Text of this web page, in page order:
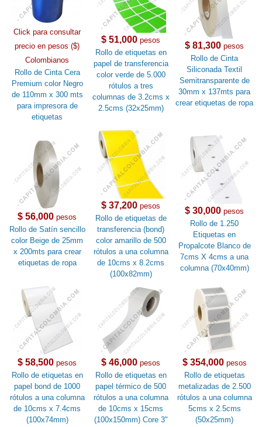
Click para consultar
precio en pesos ($)
Colombianos
Rollo de Cinta Cera
Premium color Negro
de 110mm x 300 mts
para impresora de
etiquetas
$ 51,000 pesos
Rollo de etiquetas en
papel de transferencia
color verde de 5.000
rótulos a tres
columnas de 3.2cms x
2.5cms (32x25mm)
$ 81,300 pesos
Rollo de Cinta
Siliconada Textil
Semitransparente de
30mm x 137mts para
crear etiquetas de ropa
$ 56,000 pesos
Rollo de Satín sencillo
color Beige de 25mm
x 200mts para crear
etiquetas de ropa
$ 37,200 pesos
Rollo de etiquetas de
transferencia (bond)
color amarillo de 500
rótulos a una columna
de 10cms x 8.2cms
(100x82mm)
$ 30,000 pesos
Rollo de 1.250
Etiquetas en
Propalcote Blanco de
7cms X 4cms a una
columna (70x40mm)
$ 58,500 pesos
Rollo de etiquetas en
papel bond de 1000
rótulos a una columna
de 10cms x 7.4cms
(100x74mm)
$ 46,000 pesos
Rollo de etiquetas en
papel térmico de 500
rótulos a una columna
de 10cms x 15cms
(100x150mm) Core 3"
$ 354,000pesos
Rollo de etiquetas
metalizadas de 2.500
rótulos a una columna
5cms x 2.5cms
(50x25mm)